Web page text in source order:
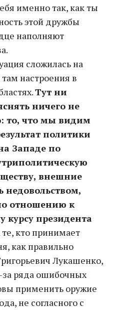
именно так, как ты
этой дружбы
наполняют
сложилась на
настроения в
Тут ни
ничего не
то, что мы видим
политики
Западе по
внешние
недовольством,
отношению к
курсу президента
кто принимает
как правильно
Лукашенко,
ряда ошибочных
применить оружие
не согласного с